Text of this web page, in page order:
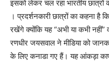
इसको लेकर चल रहा भारतीय छात्रों
। प्रदर्शनकारी छात्रों का कहना है
रखेंगे क्योंकि यह “अभी या कभी नहीं”
रणधीर जयसवाल ने मीडिया को
के लिए कनाडा गए हैं। यह आंकड़ा